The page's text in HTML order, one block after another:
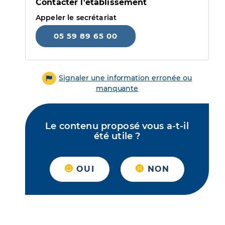
Contacter l'établissement
Appeler le secrétariat
05 59 89 65 00
Signaler une information erronée ou
manquante
Le contenu proposé vous a-t-il
été utile ?
OUI NON